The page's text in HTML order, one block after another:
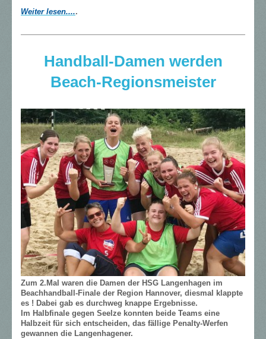
Weiter lesen.....
Handball-Damen werden
Beach-Regionsmeister
Zum 2.Mal waren die Damen der HSG Langenhagen im
Beachhandball-Finale der Region Hannover, diesmal klappte
es ! Dabei gab es durchweg knappe Ergebnisse.
Im Halbfinale gegen Seelze konnten beide Teams eine
Halbzeit für sich entscheiden, das fällige Penalty-Werfen
gewannen die Langenhagener.